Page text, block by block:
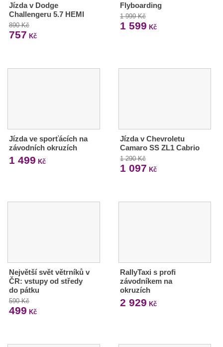
Jízda v Dodge
Challengeru 5.7 HEMI
890 Kč
757 Kč
Flyboarding
1 999 Kč
1 599 Kč
Jízda ve sporťácích na
závodních okruzích
1 499 Kč
Jízda v Chevroletu
Camaro SS ZL1 Cabrio
1 290 Kč
1 097 Kč
Největší svět větrníků v
ČR: vstupy od středy
do pátku
590 Kč
499 Kč
RallyTaxi s profi
závodníkem na
okruzích
2 929 Kč